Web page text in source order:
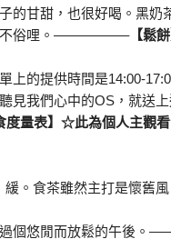
的甘甜，也很好喝。黑
不俗哩。—————–【鬆
上的提供時間是14:00-
見我們心中的OS，就送
度量表】☆此為個人主觀
食茶雖然主打是懷舊風
過個悠閒而放鬆的午後